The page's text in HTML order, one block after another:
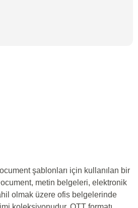
şablonları için kullanılan bir
metin belgeleri, elektronik
olmak üzere ofis belgelerinde